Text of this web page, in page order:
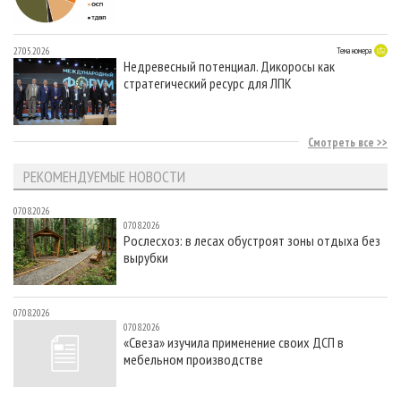
27.05.2026 Тема номера
Недревесный потенциал. Дикоросы как
стратегический ресурс для ЛПК
Смотреть все
РЕКОМЕНДУЕМЫЕ НОВОСТИ
07.08.2026
07.08.2026
Рослесхоз: в лесах обустроят зоны отдыха без
вырубки
07.08.2026
07.08.2026
«Свеза» изучила применение своих ДСП в
мебельном производстве